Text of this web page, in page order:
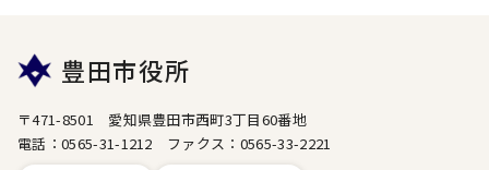
豊田市役所
〒471-8501 愛知県豊田市西町3丁目60番地
電話：0565-31-1212 ファクス：0565-33-2221